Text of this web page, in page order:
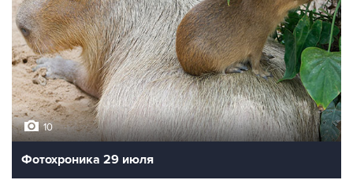
10
Фотохроника 29 июля